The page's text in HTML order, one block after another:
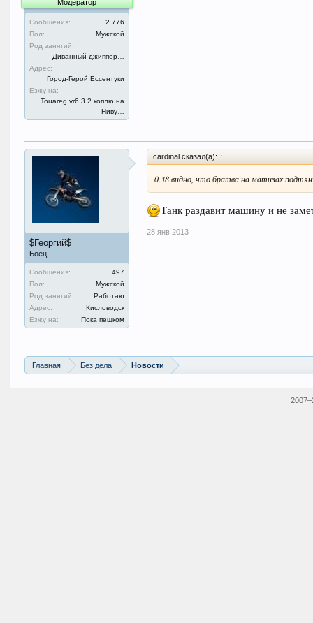
Модератор
Сообщения:
2.776
Пол:
Мужской
Род занятий:
Диванный джиппер…
Адрес:
Город-Герой Ессентуки
Езжу на:
Touareg vr6 3.2 коплю на
Ниву…
$Георгий$
Боец
Сообщения:
497
Пол:
Мужской
Род занятий:
Работаю
Адрес:
Кисловодск
Езжу на:
Пока пешком
cardinal сказал(а): ↑
0.38 видно, что братва на матизах
Танк раздавит машину и не
28 янв 2013
Главная Без дела Новости
2007–